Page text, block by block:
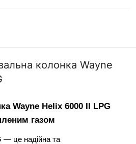
колонка Wayne
Wayne Helix 6000 II LPG
газом
— це надійна та